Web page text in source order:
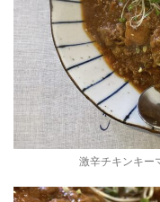
激辛チキンキー